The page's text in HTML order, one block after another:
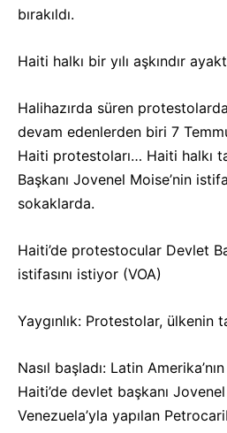
bırakıldı.
Haiti halkı bir yılı aşkındır
Halihazırda süren
devam edenlerden biri 7
Haiti protestoları… Haiti halkı
Başkanı Jovenel Moise’nin
sokaklarda.
Haiti’de protestocular Devlet
istifasını istiyor (VOA)
Yaygınlık: Protestolar, ülkenin
Nasıl başladı: Latin
Haiti’de devlet başkanı
Venezuela’yla yapılan